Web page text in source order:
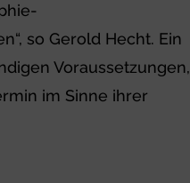
so Gerold Hecht. Ein
Voraussetzungen,
im Sinne ihrer